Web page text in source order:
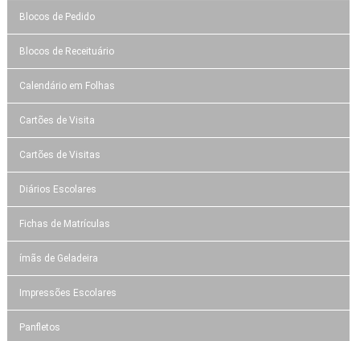
Blocos de Pedido
Blocos de Receituário
Calendário em Folhas
Cartões de Visita
Cartões de Visitas
Diários Escolares
Fichas de Matrículas
ímãs de Geladeira
Impressões Escolares
Panfletos